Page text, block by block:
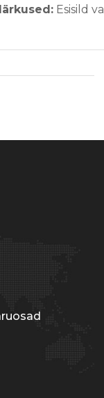
Esisild